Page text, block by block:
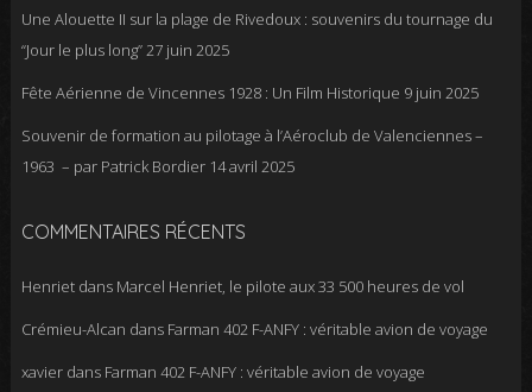
Une Alouette II sur la plage de Rivedoux : souvenirs du tournage du
“Jour le plus long”27 juin 2025
Fête Aérienne de Vincennes 1928 : Un Film Historique 9 juin 2025
Souvenir de formation au pilotage à l’Aéroclub de Valenciennes –
1963 – par Patrick Bordier 14 avril 2025
COMMENTAIRES RÉCENTS
Henrietdans Marcel Henriet, le pilote aux 33 500 heures de vol
Crémieu-Alcan dans Farman 402 F-ANFY : véritable avion de voyage
xavierdans Farman 402 F-ANFY : véritable avion de voyage